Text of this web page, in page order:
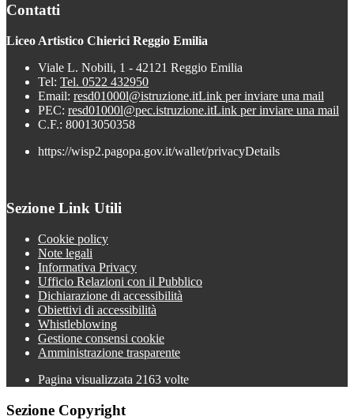
Contatti
Liceo Artistico Chierici Reggio Emilia
Viale L. Nobili, 1 - 42121 Reggio Emilia
Tel: Tel. 0522 432950
Email: resd01000l@istruzione.itLink per inviare una mail
PEC: resd01000l@pec.istruzione.itLink per inviare una mail
C.F.: 80013050358
https://wisp2.pagopa.gov.it/wallet/privacyDetails
Sezione Link Utili
Cookie policy
Note legali
Informativa Privacy
Ufficio Relazioni con il Pubblico
Dichiarazione di accessibilità
Obiettivi di accessibilità
Whistleblowing
Gestione consensi cookie
Amministrazione trasparente
Pagina visualizzata 2163 volte
Sezione Copyright